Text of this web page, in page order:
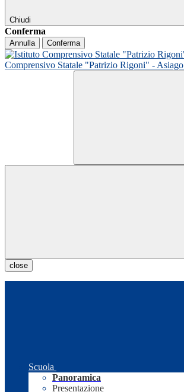
Chiudi
Conferma
Annulla Conferma
Comprensivo Statale "Patrizio Rigoni" - Asiago
close
Scuola
Panoramica
Presentazione